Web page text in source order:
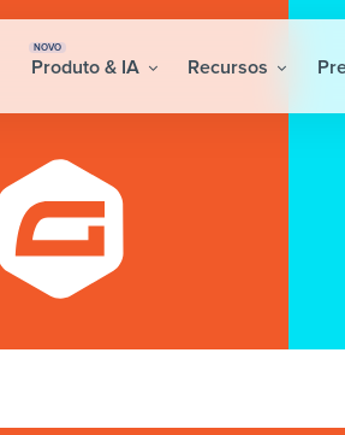
NOVO
Produto & IA Recursos